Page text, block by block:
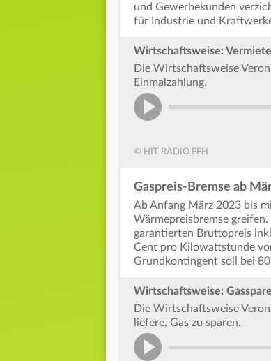
und Gewerbekunden
für Industrie und
Wirtschaftsweise:
Die Wirtschaftsweise
Einmalzahlung.
© HIT RADIO FFH
Gaspreis-Bremse ab
Ab Anfang März 2023 bis
Wärmepreisbremse
garantierten Bruttopreis
Cent pro Kilowattstunde
Grundkontingent soll bei
Wirtschaftsweise:
Die Wirtschaftsweise
liefere, Gas zu sparen.